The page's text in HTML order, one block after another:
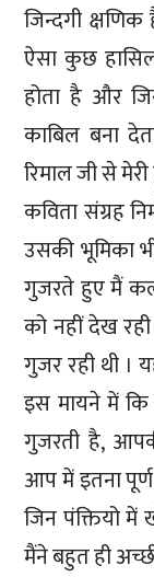
जिन्दगी
ऐसा कुछ
होता है और
काबिल बना
रिमाल जी से
कविता संग्रह
उसकी भूमिका
गुजरते हुए मैं
को नहीं देख
गुजर रही थी ।
इस मायने में कि
गुजरती है,
आप में इतना
जिन पंक्तियो
मैंने बहुत ही